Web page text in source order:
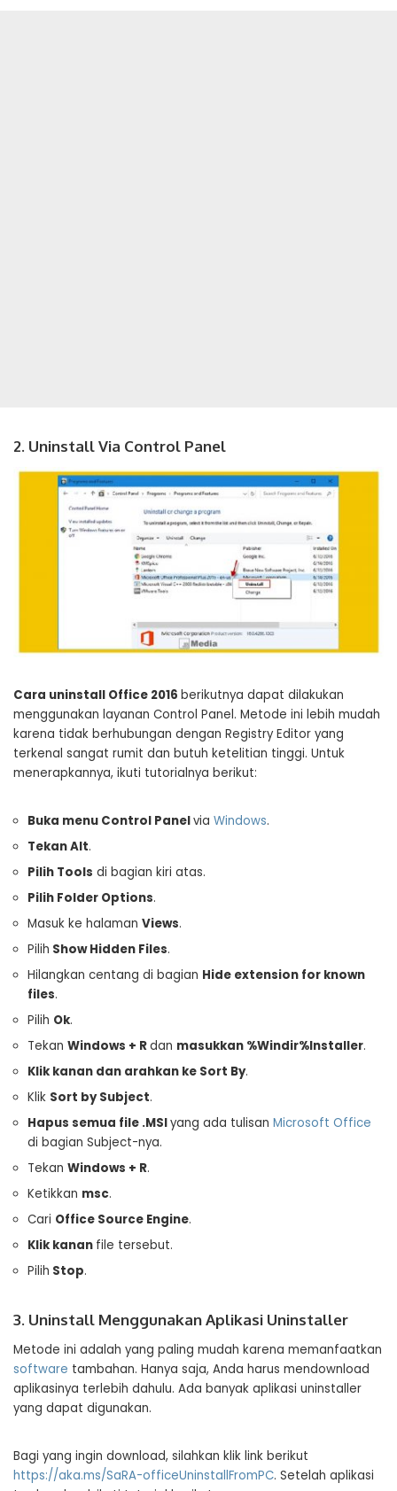
2. Uninstall Via Control Panel
Cara uninstall Office 2016 berikutnya dapat dilakukan
menggunakan layanan Control Panel. Metode ini lebih mudah
karena tidak berhubungan dengan Registry Editor yang
terkenal sangat rumit dan butuh ketelitian tinggi. Untuk
menerapkannya, ikuti tutorialnya berikut:
Buka menu Control Panelvia Windows.
Tekan Alt.
Pilih Tools di bagian kiri atas.
Pilih Folder Options.
Masuk ke halaman Views.
Pilih Show Hidden Files.
Hilangkan centang di bagian Hide extension for known
files.
Pilih Ok.
Tekan Windows + Rdan masukkan %Windir%Installer.
Klik kanan dan arahkan ke Sort By.
Klik Sort by Subject.
Hapus semua file .MSIyang ada tulisan Microsoft Office
di bagian Subject-nya.
Tekan Windows + R.
Ketikkan msc.
Cari Office Source Engine.
Klik kanan file tersebut.
Pilih Stop.
3. Uninstall Menggunakan Aplikasi Uninstaller
Metode ini adalah yang paling mudah karena memanfaatkan
software tambahan. Hanya saja, Anda harus mendownload
aplikasinya terlebih dahulu. Ada banyak aplikasi uninstaller
yang dapat digunakan.
Bagi yang ingin download, silahkan klik link berikut
https://aka.ms/SaRA-officeUninstallFromPC. Setelah aplikasi